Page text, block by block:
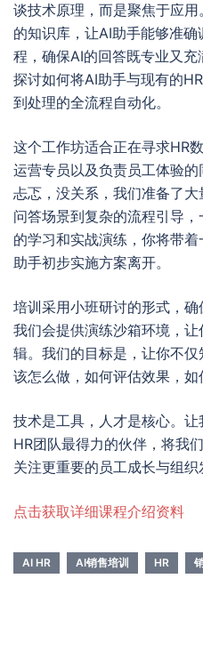
谈技术原理，而是聚焦于应
的知识库，让AI助手能够准
程，确保AI的回答既专业又
探讨如何将AI助手与现有的
到处理的全流程自动化。
这个工作坊适合正在寻求HR
运营专员以及负责员工体验
忐忑，没关系，我们准备了
问答场景到复杂的流程引导
的学习和实战演练，你将带
助手初步实施方案离开。
培训采用小班研讨的形式，确
我们会提供演练沙箱环境，
辑。我们的目标是，让你不
该怎么做，如何评估效果，如
技术是工具，人才是核心。
HR团队最得力的伙伴，将我
关注更重要的员工成长与组织
点击获取详细课程介绍资料
AI HR AI销售培训 HR